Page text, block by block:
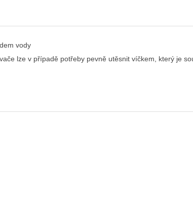
vody
lze v případě potřeby pevně utěsnit víčkem, který je